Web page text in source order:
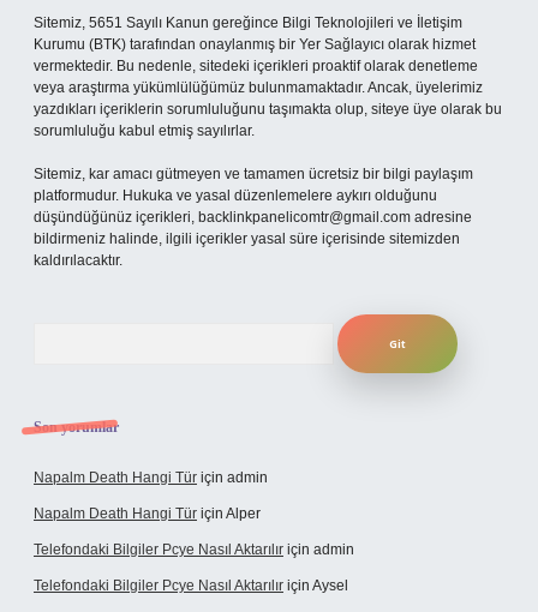
Sitemiz, 5651 Sayılı Kanun gereğince Bilgi Teknolojileri ve İletişim
Kurumu (BTK) tarafından onaylanmış bir Yer Sağlayıcı olarak hizmet
vermektedir. Bu nedenle, sitedeki içerikleri proaktif olarak denetleme
veya araştırma yükümlülüğümüz bulunmamaktadır. Ancak, üyelerimiz
yazdıkları içeriklerin sorumluluğunu taşımakta olup, siteye üye olarak bu
sorumluluğu kabul etmiş sayılırlar.
Sitemiz, kar amacı gütmeyen ve tamamen ücretsiz bir bilgi paylaşım
platformudur. Hukuka ve yasal düzenlemelere aykırı olduğunu
düşündüğünüz içerikleri, backlinkpanelicomtr@gmail.com adresine
bildirmeniz halinde, ilgili içerikler yasal süre içerisinde sitemizden
kaldırılacaktır.
Son yorumlar
Napalm Death Hangi Tür için admin
Napalm Death Hangi Tür için Alper
Telefondaki Bilgiler Pcye Nasıl Aktarılır için admin
Telefondaki Bilgiler Pcye Nasıl Aktarılır için Aysel